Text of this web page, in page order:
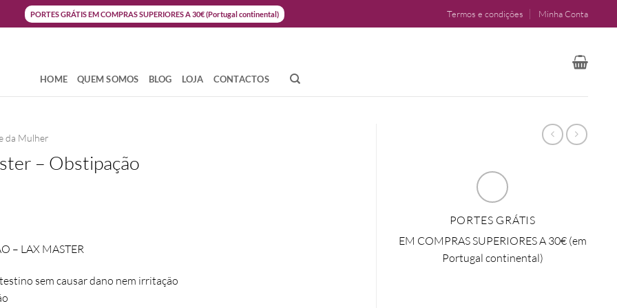
PORTES GRÁTIS EM COMPRAS SUPERIORES A 30€ (Portugal continental) Termos e condições Minha Conta
HOME QUEM SOMOS BLOG LOJA CONTACTOS
da Mulher
– Obstipação
– LAX MASTER
sem causar dano nem irritação
PORTES GRÁTIS
EM COMPRAS SUPERIORES A 30€ (em
Portugal continental)